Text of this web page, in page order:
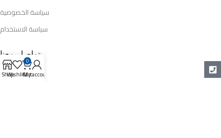
سياسة الخصوصية
سياسة الاستخدام
تواصل معنا
ShopWishlist
0
Cart
My account